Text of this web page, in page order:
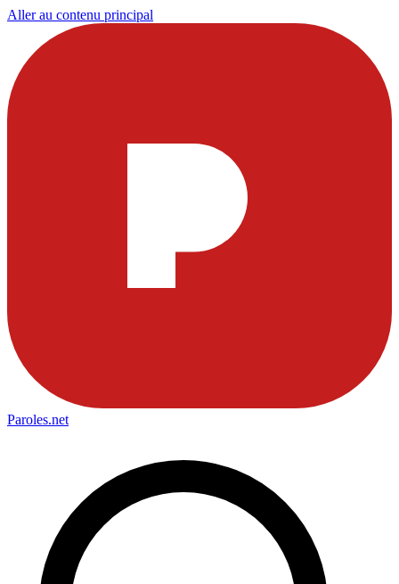
Aller au contenu principal
Paroles.net